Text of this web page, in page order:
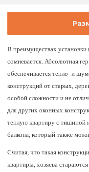
В преимуществах установки
сомневается. Абсолютная
обеспечивается тепло- и
конструкций от старых,
особой сложности и не
для других оконных
теплую квартиру с тишиной
балкона, который также
Считая, что такая
квартиры, хозяева